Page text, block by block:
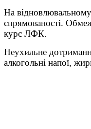
На
спрямованості.
курс ЛФК.
Неухильне
алкогольні напої,